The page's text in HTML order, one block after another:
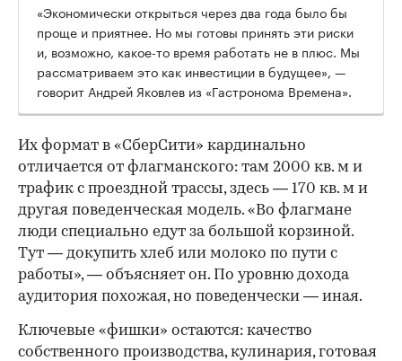
«Экономически открыться через два года было бы
проще и приятнее. Но мы готовы принять эти риски
и, возможно, какое-то время работать не в плюс. Мы
рассматриваем это как инвестиции в будущее», —
говорит Андрей Яковлев из «Гастронома Времена».
Их формат в «СберСити» кардинально
отличается от флагманского: там 2000 кв. м и
трафик с проездной трассы, здесь — 170 кв. м и
другая поведенческая модель. «Во флагмане
люди специально едут за большой корзиной.
Тут — докупить хлеб или молоко по пути с
работы», — объясняет он. По уровню дохода
аудитория похожая, но поведенчески — иная.
Ключевые «фишки» остаются: качество
собственного производства, кулинария, готовая